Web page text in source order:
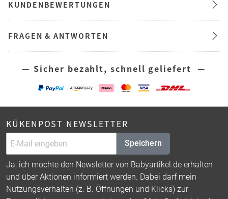
KUNDENBEWERTUNGEN
FRAGEN & ANTWORTEN
— Sicher bezahlt, schnell geliefert —
KÜKENPOST NEWSLETTER
Speichern
Ja, ich möchte den Newsletter von Babyartikel.de erhalten
und über Aktionen informiert werden. Dabei darf mein
Nutzungsverhalten (z. B. Öffnungen und Klicks) zur